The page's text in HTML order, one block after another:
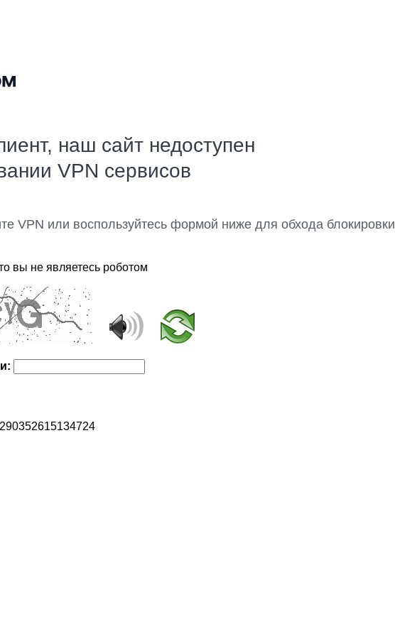
наш сайт недоступен
VPN сервисов
VPN или воспользуйтесь формой ниже для обхода блокировки
вы не являетесь роботом